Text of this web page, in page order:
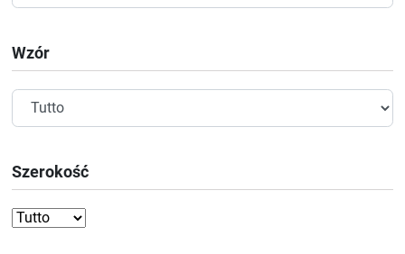
Wzór
Szerokość